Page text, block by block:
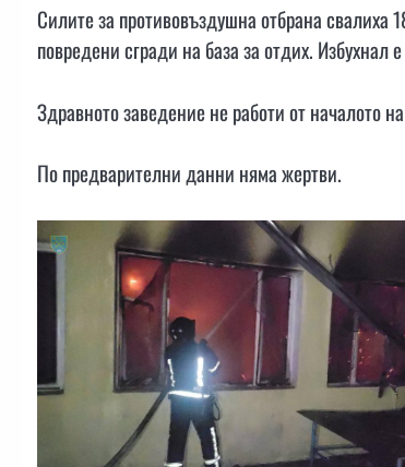
Силите за противовъздушна отбрана свалиха
повредени сгради на база за отдих. Избухнал
Здравното заведение не работи от началото
По предварителни данни няма жертви.